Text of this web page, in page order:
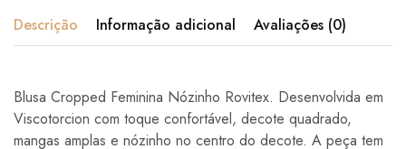
Descrição Informação adicional Avaliações (0)
Blusa Cropped Feminina Nózinho Rovitex. Desenvolvida em
Viscotorcion com toque confortável, decote quadrado,
mangas amplas e nózinho no centro do decote. A peça tem